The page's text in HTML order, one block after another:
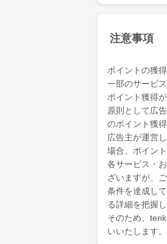
注意事項
ポイントの獲
一部のサービ
ポイント獲得
原則として広
のポイント獲
広告主が運営
場合、ポイン
各サービス・
ざいますが、
条件を達成し
る詳細を把握
そのため、
いいたします。